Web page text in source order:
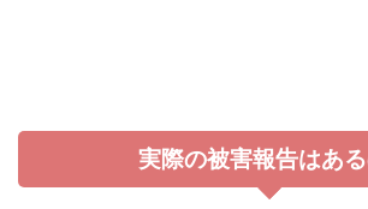
実際の被害報告はあ